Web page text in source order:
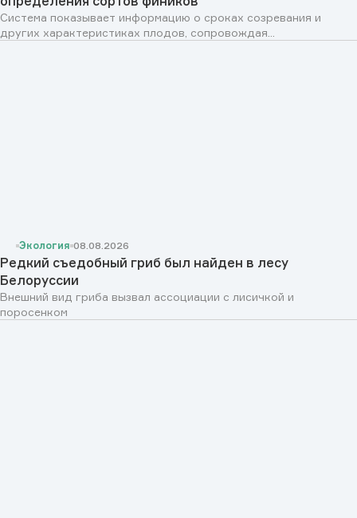
Система показывает информацию о сроках созревания и
других характеристиках плодов, сопровождая...
Экология 08.08.2026
Редкий съедобный гриб был найден в лесу
Белоруссии
Внешний вид гриба вызвал ассоциации с лисичкой и
поросенком